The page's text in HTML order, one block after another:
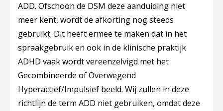
ADD. Ofschoon de DSM deze aanduiding niet
meer kent, wordt de afkorting nog steeds
gebruikt. Dit heeft ermee te maken dat in het
spraakgebruik en ook in de klinische praktijk
ADHD vaak wordt vereenzelvigd met het
Gecombineerde of Overwegend
Hyperactief/Impulsief beeld. Wij zullen in deze
richtlijn de term ADD niet gebruiken, omdat deze